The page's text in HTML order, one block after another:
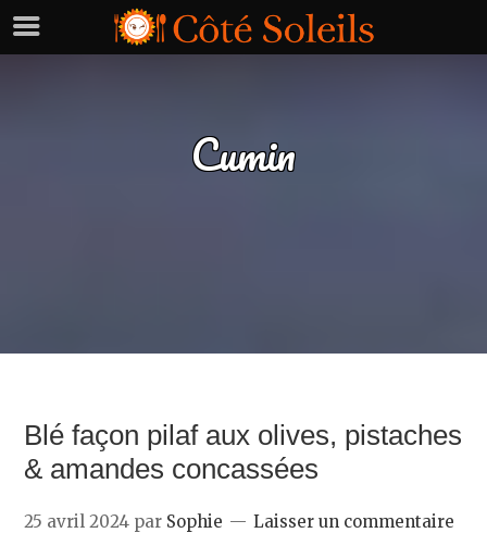
Cumin
Blé façon pilaf aux olives, pistaches
& amandes concassées
25 avril 2024 par Sophie
Laisser un commentaire